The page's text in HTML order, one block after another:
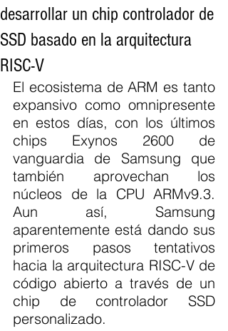
desarrollar un chip controlador de
SSD basado en la arquitectura
RISC-V
El ecosistema de ARM es tanto
expansivo como omnipresente
en estos días, con los últimos
chips Exynos 2600 de
vanguardia de Samsung que
también aprovechan los
núcleos de la CPU ARMv9.3.
Aun así, Samsung
aparentemente está dando sus
primeros pasos tentativos
hacia la arquitectura RISC-V de
código abierto a través de un
chip de controlador SSD
personalizado.